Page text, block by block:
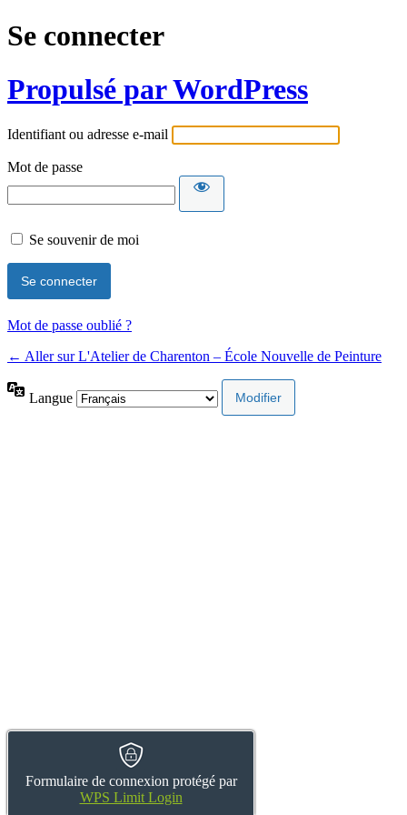
Se connecter
Propulsé par WordPress
Identifiant ou adresse e-mail
Mot de passe
Formulaire de connexion protégé par
WPS Limit Login
Se souvenir de moi
Mot de passe oublié ?
← Aller sur L'Atelier de Charenton – École Nouvelle de Peinture
Langue